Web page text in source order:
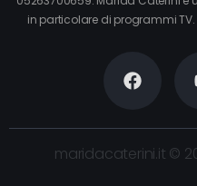
in particolare di programmi TV.
maridacaterini.it ©